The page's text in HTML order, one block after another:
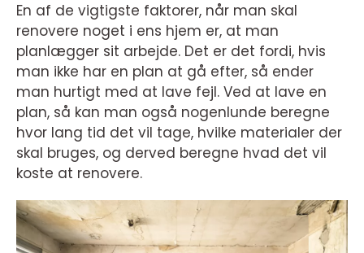
En af de vigtigste faktorer, når man skal
renovere noget i ens hjem er, at man
planlægger sit arbejde. Det er det fordi, hvis
man ikke har en plan at gå efter, så ender
man hurtigt med at lave fejl. Ved at lave en
plan, så kan man også nogenlunde beregne
hvor lang tid det vil tage, hvilke materialer der
skal bruges, og derved beregne hvad det vil
koste at renovere.